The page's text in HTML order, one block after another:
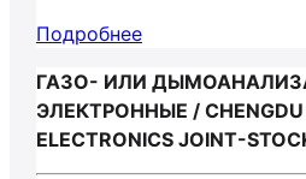
Подробнее
ГАЗО- ИЛИ
ЭЛЕКТРОННЫЕ / CHENGDU
ELECTRONICS JOINT-